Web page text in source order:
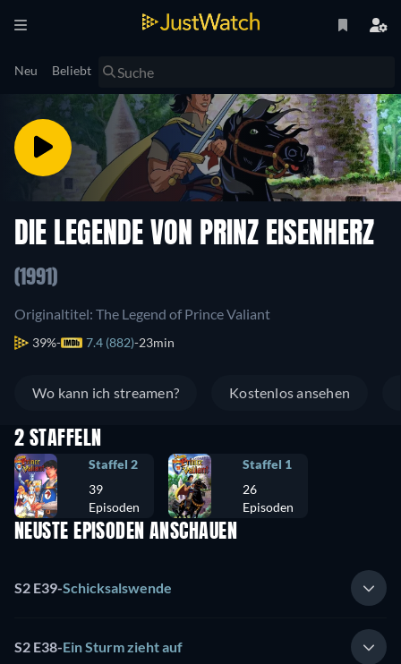
Neu Beliebt
DIE LEGENDE VON PRINZ EISENHERZ
(1991)
Originaltitel: The Legend of Prince Valiant
39% 7.4 (882) 23min
Wo kann ich streamen? Kostenlos ansehen
2 STAFFELN
Staffel 2
39
Episoden
Staffel 1
26
Episoden
NEUSTE EPISODEN ANSCHAUEN
S2 E39-Schicksalswende
S2 E38-Ein Sturm zieht auf